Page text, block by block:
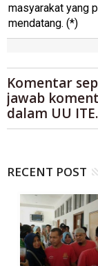
masyarakat yang
mendatang. (*)
Komentar
jawab
dalam UU
RECENT POST